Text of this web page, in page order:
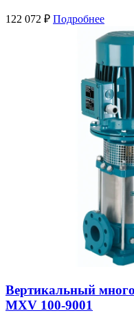
122 072 ₽ Подробнее
Вертикальный
MXV 100-9001